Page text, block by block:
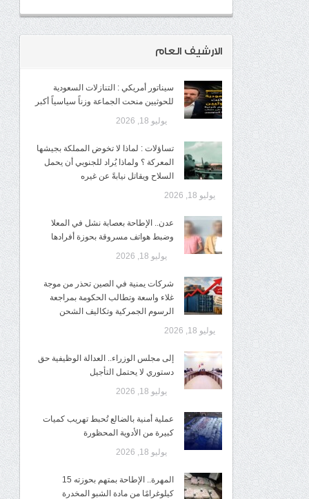
الارشيف العام
سيناتور أمريكي : التنازلات السعودية
للحوثيين منحت الجماعة وزناً سياسياً أكبر
يوليو 18, 2026
تساؤلات : لماذا لا تخوض المملكة بجيشها
المعركة ؟ ولماذا يُراد للجنوبي أن يحمل
السلاح ويقاتل نيابةً عن غيره
يوليو 18, 2026
عدن.. الإطاحة بعصابة نشل في المعلا
وضبط هواتف مسروقة بحوزة أفرادها
يوليو 18, 2026
شركات يمنية في الصين تحذر من موجة
غلاء واسعة وتطالب الحكومة بمراجعة
الرسوم الجمركية وتكاليف الشحن
يوليو 18, 2026
إلى مجلس الوزراء.. العدالة الوظيفية حق
دستوري لا يحتمل التأجيل
يوليو 18, 2026
عملية أمنية بالضالع تُحبط تهريب كميات
كبيرة من الأدوية المحظورة
يوليو 18, 2026
المهرة.. الإطاحة بمتهم بحوزته 15
كيلوغرامًا من مادة الشبو المخدرة